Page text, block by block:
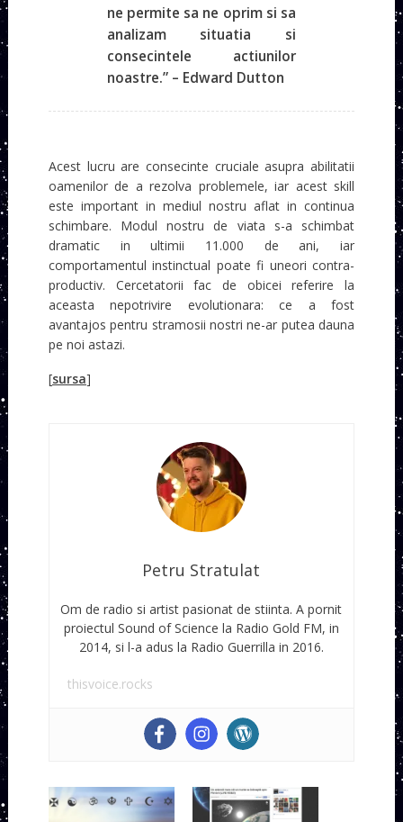
ne permite sa ne oprim si sa
analizam situatia si
consecintele actiunilor
noastre.” – Edward Dutton
Acest lucru are consecinte cruciale asupra abilitatii
oamenilor de a rezolva problemele, iar acest skill
este important in mediul nostru aflat in continua
schimbare. Modul nostru de viata s-a schimbat
dramatic in ultimii 11.000 de ani, iar
comportamentul instinctual poate fi uneori contra-
productiv. Cercetatorii fac de obicei referire la
aceasta nepotrivire evolutionara: ce a fost
avantajos pentru stramosii nostri ne-ar putea dauna
pe noi astazi.
[sursa]
Petru Stratulat
Om de radio si artist pasionat de stiinta. A pornit
proiectul Sound of Science la Radio Gold FM, in
2014, si l-a adus la Radio Guerrilla in 2016.
thisvoice.rocks